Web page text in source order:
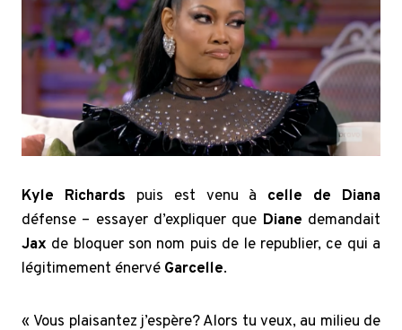
Kyle Richards puis est venu à celle de Diana
défense – essayer d’expliquer que Diane demandait
Jax de bloquer son nom puis de le republier, ce qui a
légitimement énervé Garcelle.
« Vous plaisantez j’espère? Alors tu veux, au milieu de